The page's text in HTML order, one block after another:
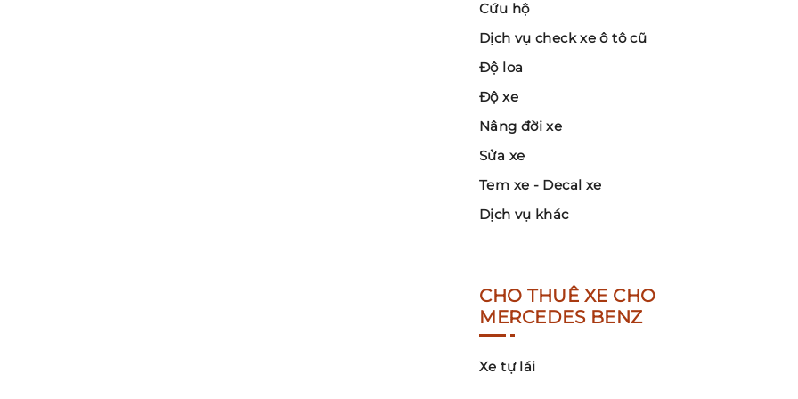
Cứu hộ
Dịch vụ check xe ô tô cũ
Độ loa
Độ xe
Nâng đời xe
Sửa xe
Tem xe - Decal xe
Dịch vụ khác
CHO THUÊ XE CHO
MERCEDES BENZ
Xe tự lái